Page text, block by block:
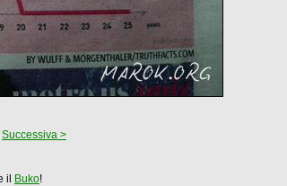
Successiva >
il Buko!